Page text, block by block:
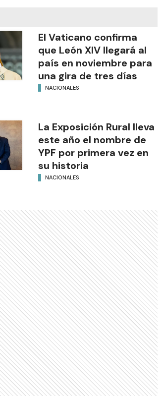
El Vaticano confirma
que León XIV llegará al
país en noviembre para
una gira de tres días
NACIONALES
La Exposición Rural lleva
este año el nombre de
YPF por primera vez en
su historia
NACIONALES